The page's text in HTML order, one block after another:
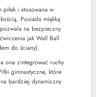
i stosowana w
Posiada miękką
na bezpieczny
jak Wall Ball
do ściany).
ona zintegrować ruchy
gimnastyczne, które
bardziej dynamiczny